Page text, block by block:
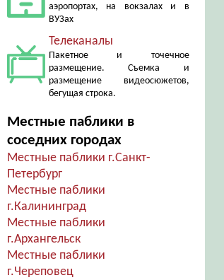
аэропортах, на вокзалах и в
ВУЗах
Телеканалы
Пакетное и точечное
размещение. Съемка и
размещение видеосюжетов,
бегущая строка.
Местные паблики в
соседних городах
Местные паблики г.Санкт-
Петербург
Местные паблики
г.Калининград
Местные паблики
г.Архангельск
Местные паблики
г.Череповец